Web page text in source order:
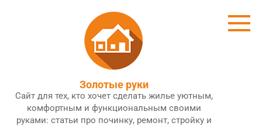
Золотые руки
Сайт для тех, кто хочет сделать жилье уютным,
комфортным и функциональным своими
руками: статьи про починку, ремонт, стройку и